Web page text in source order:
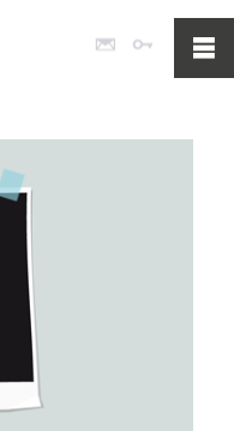
Poczta